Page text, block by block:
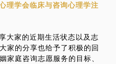
理学会临床与咨询心理学注
大家的近期生活状态以及志
家的分享也给予了积极的回
家庭咨询志愿服务的目标、